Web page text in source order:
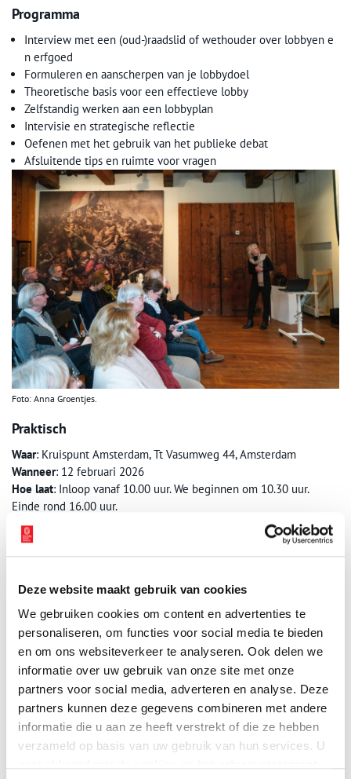
Deze website maakt gebruik van cookies
We gebruiken cookies om content en advertenties te
personaliseren, om functies voor social media te bieden
en om ons websiteverkeer te analyseren. Ook delen we
informatie over uw gebruik van onze site met onze
partners voor social media, adverteren en analyse. Deze
partners kunnen deze gegevens combineren met andere
informatie die u aan ze heeft verstrekt of die ze hebben
verzameld op basis van uw gebruik van hun services. U
Programma
Interview met een (oud-)raadslid of wethouder over lobbyen e
n erfgoed
Formuleren en aanscherpen van je lobbydoel
Theoretische basis voor een effectieve lobby
Zelfstandig werken aan een lobbyplan
Intervisie en strategische reflectie
Oefenen met het gebruik van het publieke debat
Afsluitende tips en ruimte voor vragen
Foto: Anna Groentjes.
Praktisch
Waar: Kruispunt Amsterdam, Tt Vasumweg 44, Amsterdam
Wanneer: 12 februari 2026
Hoe laat: Inloop vanaf 10.00 uur. We beginnen om 10.30 uur.
Einde rond 16.00 uur.
Deelname is gratis.
Lunch, koffie en thee zijn inbegrepen.
Aanmelden
Aanmelden kan door te mailen naarinfo@heemschut.nl
Vermeld in je mail: je naam + de locatie + datum van de
workshop waar je je voor in wil schrijven.
Er is plek voor 30 deelnemers. Schrijf je dus alleen in als je zeker
weet dat je kunt komen. Heb je je aangemeld, maar kun je toch
niet? Meld je dan af viainfo@heemschut.nl
Bron:Erfgoedvereniging Heemschut